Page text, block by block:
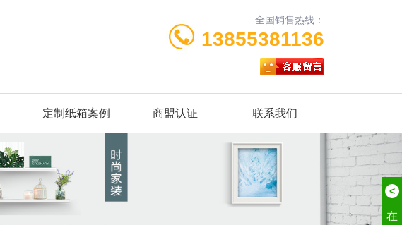
全国销售热线：
13855381136
定制纸箱案例 商盟认证 联系我们
<
在